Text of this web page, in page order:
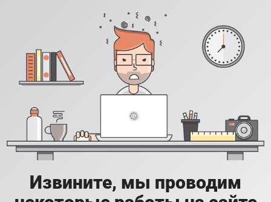
Извините, мы проводим